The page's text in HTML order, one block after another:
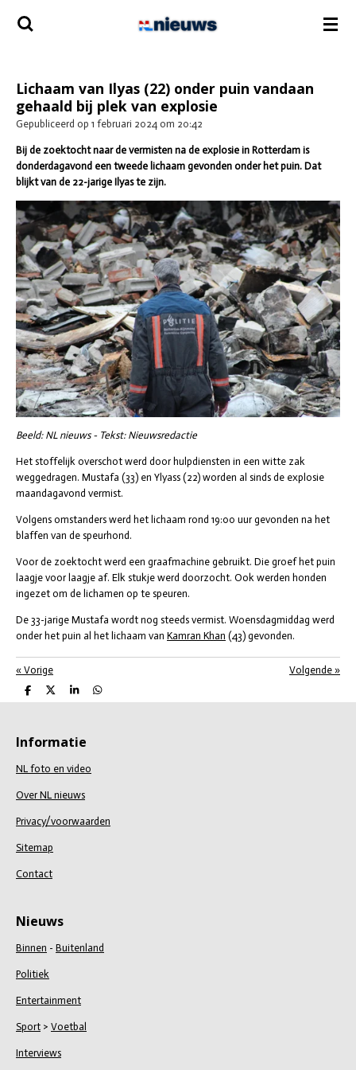
Ga
direct
Lichaam van Ilyas (22) onder puin vandaan
gehaald bij plek van explosie
Gepubliceerd op 1 februari 2024 om 20:42
Bij de zoektocht naar de vermisten na de explosie in Rotterdam is
donderdagavond een tweede lichaam gevonden onder het puin. Dat
blijkt van de 22-jarige Ilyas te zijn.
Beeld: NL nieuws - Tekst: Nieuwsredactie
Het stoffelijk overschot werd door hulpdiensten in een witte zak
weggedragen. Mustafa (33) en Ylyass (22) worden al sinds de explosie
maandagavond vermist.
Volgens omstanders werd het lichaam rond 19:00 uur gevonden na het
blaffen van de speurhond.
Voor de zoektocht werd een graafmachine gebruikt. Die groef het puin
laagje voor laagje af. Elk stukje werd doorzocht. Ook werden honden
ingezet om de lichamen op te speuren.
De 33-jarige Mustafa wordt nog steeds vermist. Woensdagmiddag werd
onder het puin al het lichaam van Kamran Khan (43) gevonden.
« Vorige Volgende »
D
e
n
D
e
S
h
e
D
e
Informatie
NL foto en video
Over NL nieuws
Privacy/voorwaarden
Sitemap
Contact
Nieuws
Binnen - Buitenland
Politiek
Entertainment
Sport > Voetbal
Interviews